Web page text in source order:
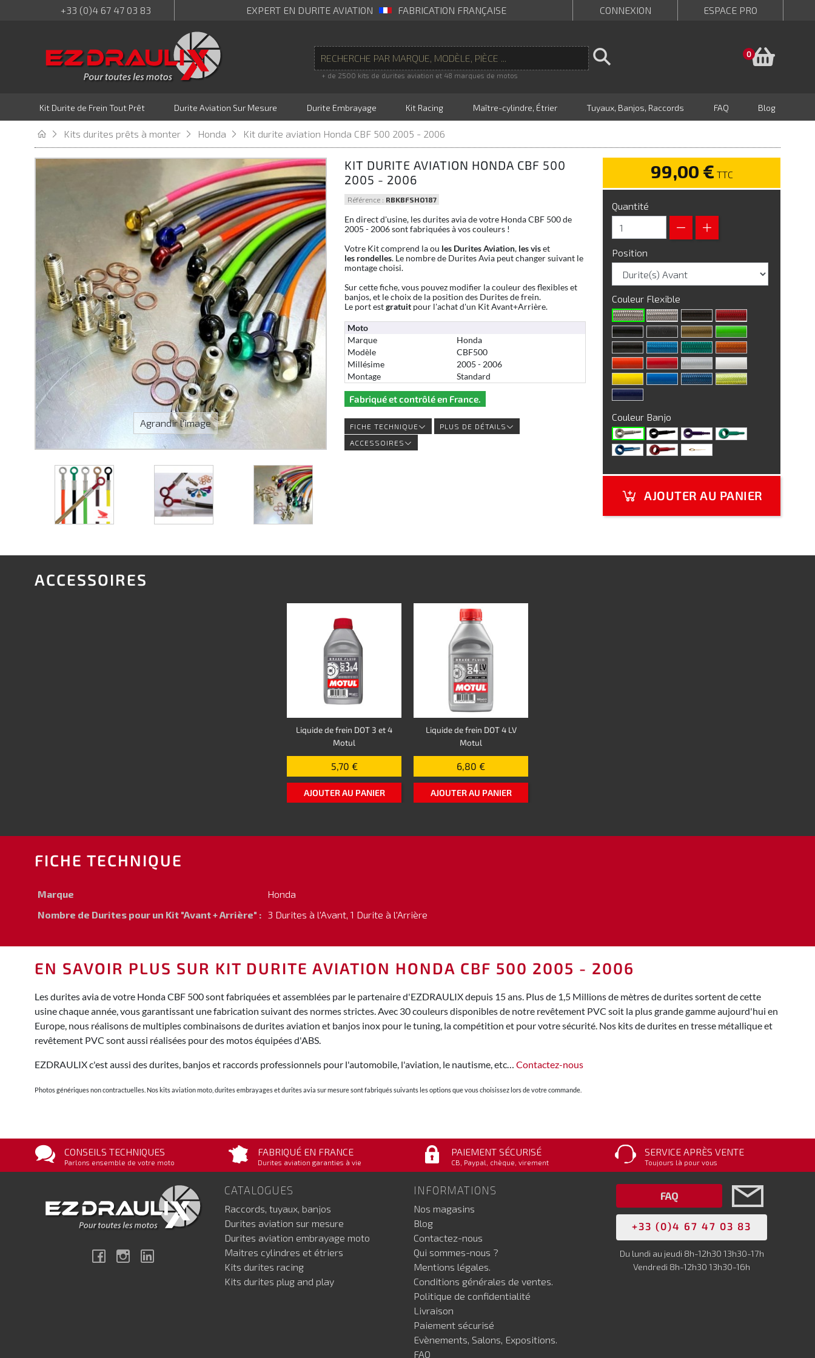
+33 (0)4 67 47 03 83 EXPERT EN DURITE AVIATION FABRICATION FRANÇAISE CONNEXION ESPACE PRO
+ de 2500 kits de durites aviation et 48 marques de motos
0
Kit Durite de Frein Tout Prêt Durite Aviation Sur Mesure Durite Embrayage Kit Racing Maître-cylindre, Étrier Tuyaux, Banjos, Raccords FAQ Blog
Kits durites prêts à monter Honda Kit durite aviation Honda CBF 500 2005 - 2006
Agrandir l'image
KIT DURITE AVIATION HONDA CBF 500
2005 - 2006
Référence : RBKBFSHO187
En direct d'usine, les durites avia de votre Honda CBF 500 de
2005 - 2006 sont fabriquées à vos couleurs !
Votre Kit comprend la ou les Durites Aviation, les viset
les rondelles. Le nombre de Durites Avia peut changer suivant le
montage choisi.
Sur cette fiche, vous pouvez modifier la couleur des flexibles et
banjos, et le choix de la position des Durites de frein.
Le port estgratuitpour l'achat d'un Kit Avant+Arrière.
Moto
Marque
Honda
Modèle
CBF500
Millésime
2005 - 2006
Montage
Standard
Fabriqué et contrôlé en France.
FICHE TECHNIQUE
PLUS DE DÉTAILS
ACCESSOIRES
99,00 € TTC
Quantité
Position
Couleur Flexible
Couleur Banjo
AJOUTER AU PANIER
ACCESSOIRES
Liquide de frein DOT 3 et 4
Motul
5,70 €
AJOUTER AU PANIER
Liquide de frein DOT 4 LV
Motul
6,80 €
AJOUTER AU PANIER
FICHE TECHNIQUE
Marque
Honda
Nombre de Durites pour un Kit "Avant + Arrière" : 3 Durites à l'Avant, 1 Durite à l'Arrière
EN SAVOIR PLUS SUR KIT DURITE AVIATION HONDA CBF 500 2005 - 2006
Les durites avia de votre Honda CBF 500 sont fabriquées et assemblées par le partenaire d'EZDRAULIX depuis 15 ans. Plus de 1,5 Millions de mètres de durites sortent de cette
usine chaque année, vous garantissant une fabrication suivant des normes strictes. Avec 30 couleurs disponibles de notre revêtement PVC soit la plus grande gamme aujourd'hui en
Europe, nous réalisons de multiples combinaisons de durites aviation et banjos inox pour le tuning, la compétition et pour votre sécurité. Nos kits de durites en tresse métallique et
revêtement PVC sont aussi réalisées pour des motos équipées d'ABS.
EZDRAULIX c'est aussi des durites, banjos et raccords professionnels pour l'automobile, l'aviation, le nautisme, etc… Contactez-nous
Photos génériques non contractuelles. Nos kits aviation moto, durites embrayages et durites avia sur mesure sont fabriqués suivants les options que vous choisissez lors de votre commande.
CONSEILS TECHNIQUES
Parlons ensemble de votre moto
FABRIQUÉ EN FRANCE
Durites aviation garanties à vie
PAIEMENT SÉCURISÉ
CB, Paypal, chèque, virement
SERVICE APRÈS VENTE
Toujours là pour vous
FacebookInstagram
CATALOGUES
Raccords, tuyaux, banjos
Durites aviation sur mesure
Durites aviation embrayage moto
Maitres cylindres et étriers
Kits durites racing
Kits durites plug and play
INFORMATIONS
Nos magasins
Blog
Contactez-nous
Qui sommes-nous ?
Mentions légales.
Conditions générales de ventes.
Politique de confidentialité
Livraison
Paiement sécurisé
Evènements, Salons, Expositions.
FAQ
FAQ
+33 (0)4 67 47 03 83
Du lundi au jeudi 8h-12h30 13h30-17h
Vendredi 8h-12h30 13h30-16h